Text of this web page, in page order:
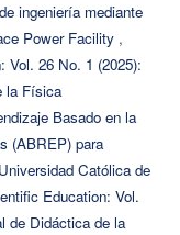
ingeniería mediante
Power Facility ,
Vol. 26 No. 1 (2025):
la Física
Basado en la
(ABREP) para
Católica de
Education: Vol.
de Didáctica de la